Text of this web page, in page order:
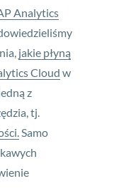
Analytics
jakie płyną
Cloud w
z
tj.
Samo